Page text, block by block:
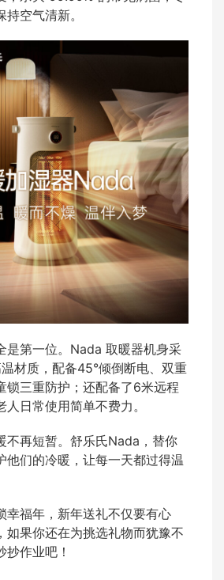
空气清新。
是第一位。Nada 取暖器机身采
材质，配备45°倾倒断电、双重
锁三重防护；还配备了6米远程
日常使用简单不费力。
不再短暂。舒乐氏Nada，替你
他们的冷暖，让每一天都过得温
幸福年，新年送礼不仅要有心
如果你还在为挑选礼物而犹豫不
抄作业吧！